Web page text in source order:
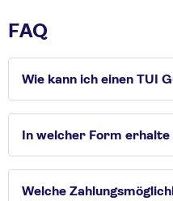
FAQ
Wie kann ich einen TUI
In welcher Form erhalte
Welche